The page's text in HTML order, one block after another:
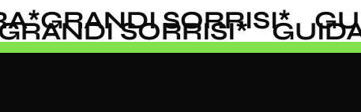
*GRANDI SORRISI*
*GRANDI SORRISI*